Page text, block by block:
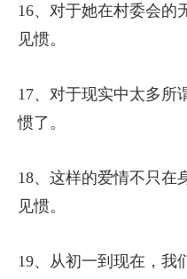
16、对于她在村委会的
见惯。
17、对于现实中太多所
惯了。
18、这样的爱情不只在
见惯。
19、从初一到现在，我